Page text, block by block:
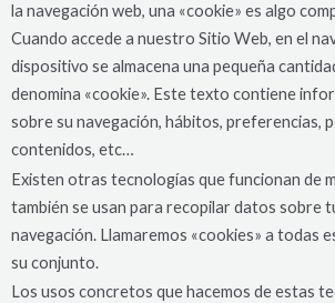
la navegación web, una «cookie» es algo
Cuando accede a nuestro Sitio Web, en el
dispositivo se almacena una pequeña
denomina «cookie». Este texto contiene
sobre su navegación, hábitos, preferencias,
contenidos, etc…
Existen otras tecnologías que funcionan de
también se usan para recopilar datos sobre
navegación. Llamaremos «cookies» a todas
su conjunto.
Los usos concretos que hacemos de estas